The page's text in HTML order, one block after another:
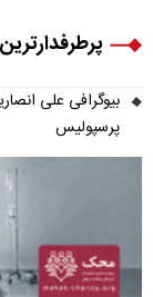
پرطرفدارترین
بیوگرافی علی
پرسپولیس